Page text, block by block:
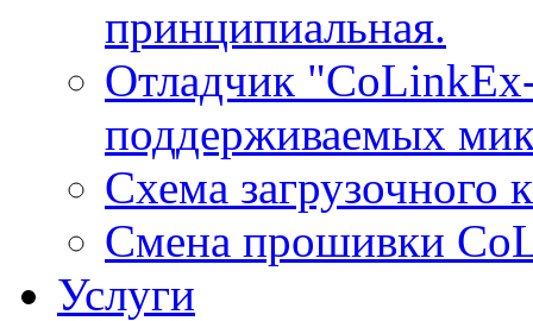
принципиальная.
Отладчик
поддерживаемых
Схема загрузочного
Смена прошивки
Услуги